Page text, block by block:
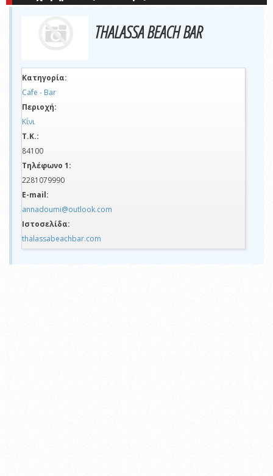
THALASSA BEACH BAR
Κατηγορία:
Cafe - Bar
Περιοχή:
Κίνι
Τ.Κ.:
84100
Τηλέφωνο 1:
2281079990
E-mail:
annadoumi@outlook.com
Ιστοσελίδα:
thalassabeachbar.com